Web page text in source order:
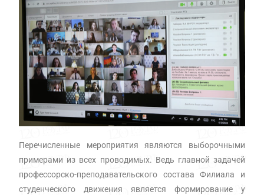
Перечисленные мероприятия являются выборочными
примерами из всех проводимых. Ведь главной задачей
профессорско-преподавательского состава Филиала и
студенческого движения является формирование у